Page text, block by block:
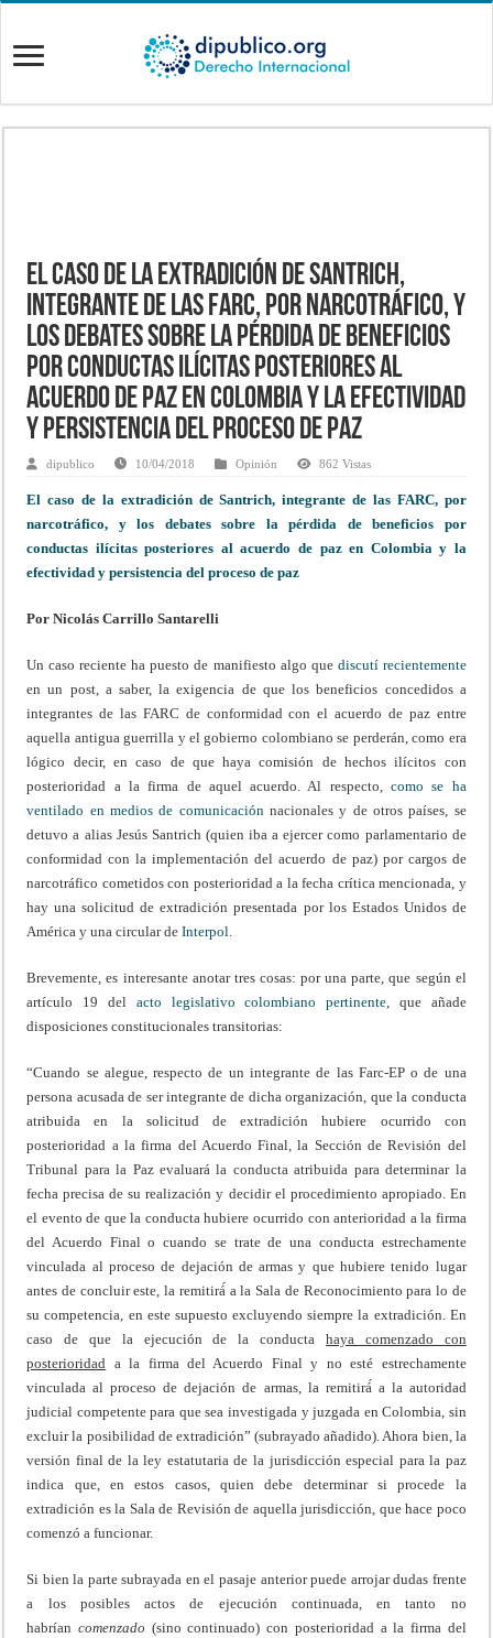
El caso de la extradición de Santrich,
integrante de las FARC, por narcotráfico, y
los debates sobre la pérdida de beneficios
por conductas ilícitas posteriores al
acuerdo de paz en Colombia y la efectividad
y persistencia del proceso de paz
dipublico 10/04/2018 Opinión 862 Vistas
El caso de la extradición de Santrich, integrante de las FARC, por
narcotráfico, y los debates sobre la pérdida de beneficios por
conductas ilícitas posteriores al acuerdo de paz en Colombia y la
efectividad y persistencia del proceso de paz
Por Nicolás Carrillo Santarelli
Un caso reciente ha puesto de manifiesto algo que discutí recientemente
en un post, a saber, la exigencia de que los beneficios concedidos a
integrantes de las FARC de conformidad con el acuerdo de paz entre
aquella antigua guerrilla y el gobierno colombiano se perderán, como era
lógico decir, en caso de que haya comisión de hechos ilícitos con
posterioridad a la firma de aquel acuerdo. Al respecto,como se ha
ventilado en medios de comunicaciónnacionales y de otros países, se
detuvo a alias Jesús Santrich (quien iba a ejercer como parlamentario de
conformidad con la implementación del acuerdo de paz) por cargos de
narcotráfico cometidos con posterioridad a la fecha crítica mencionada, y
hay una solicitud de extradición presentada por los Estados Unidos de
América y una circular deInterpol.
Brevemente, es interesante anotar tres cosas: por una parte, que según el
artículo 19 del acto legislativo colombiano pertinente, que añade
disposiciones constitucionales transitorias:
“Cuando se alegue, respecto de un integrante de las Farc-EP o de una
persona acusada de ser integrante de dicha organización, que la conducta
atribuida en la solicitud de extradición hubiere ocurrido con
posterioridad a la firma del Acuerdo Final, la Sección de Revisión del
Tribunal para la Paz evaluará la conducta atribuida para determinar la
fecha precisa de su realización y decidir el procedimiento apropiado. En
el evento de que la conducta hubiere ocurrido con anterioridad a la firma
del Acuerdo Final o cuando se trate de una conducta estrechamente
vinculada al proceso de dejación de armas y que hubiere tenido lugar
antes de concluir este, la remitirá́ a la Sala de Reconocimiento para lo de
su competencia, en este supuesto excluyendo siempre la extradición. En
caso de que la ejecución de la conductahaya comenzado con
posterioridad a la firma del Acuerdo Final y no esté estrechamente
vinculada al proceso de dejación de armas, la remitirá́ a la autoridad
judicial competente para que sea investigada y juzgada en Colombia, sin
excluir la posibilidad de extradición” (subrayado añadido). Ahora bien, la
versión final de la ley estatutaria de la jurisdicción especial para la paz
indica que, en estos casos, quien debe determinar si procede la
extradición es la Sala de Revisión de aquella jurisdicción, que hace poco
comenzó a funcionar.
Si bien la parte subrayada en el pasaje anterior puede arrojar dudas frente
a los posibles actos de ejecución continuada, en tanto no
habrían comenzado (sino continuado) con posterioridad a la firma del